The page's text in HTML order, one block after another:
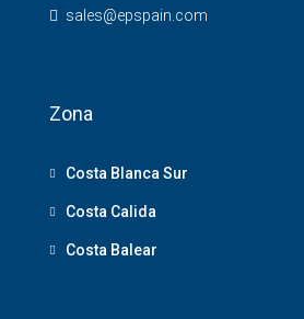
sales@epspain.com
Zona
Costa Blanca Sur
Costa Calida
Costa Balear